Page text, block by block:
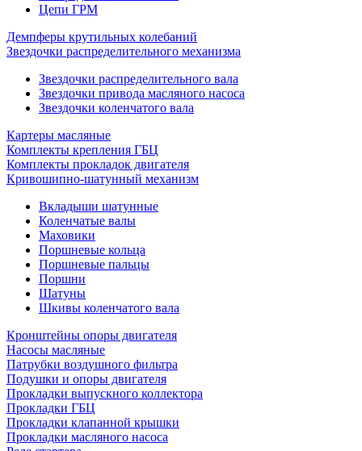
Цепи ГРМ
Демпферы крутильных колебаний
Звездочки распределительного механизма
Звездочки распределительного вала
Звездочки привода масляного насоса
Звездочки коленчатого вала
Картеры масляные
Комплекты крепления ГБЦ
Комплекты прокладок двигателя
Кривошипно-шатунный механизм
Вкладыши шатунные
Коленчатые валы
Маховики
Поршневые кольца
Поршневые пальцы
Поршни
Шатуны
Шкивы коленчатого вала
Кронштейны опоры двигателя
Насосы масляные
Патрубки воздушного фильтра
Подушки и опоры двигателя
Прокладки выпускного коллектора
Прокладки ГБЦ
Прокладки клапанной крышки
Прокладки масляного насоса